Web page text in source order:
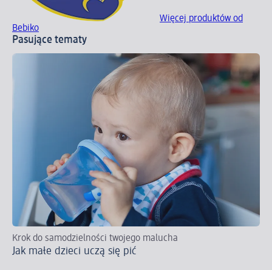
Więcej produktów od
Bebiko
Pasujące tematy
Krok do samodzielności twojego malucha
Jak małe dzieci uczą się pić